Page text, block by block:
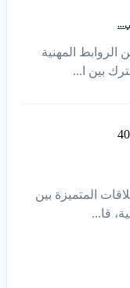
المهنية
بين ا...
المتميزة بين
قا...